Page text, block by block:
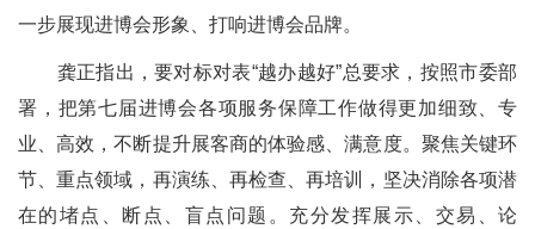
一步展现进博会形象、打响进博会品牌。
龚正指出，要对标对表“越办越好”总要求，按照市委部
署，把第七届进博会各项服务保障工作做得更加细致、专
业、高效，不断提升展客商的体验感、满意度。聚焦关键环
节、重点领域，再演练、再检查、再培训，坚决消除各项潜
在的堵点、断点、盲点问题。充分发挥展示、交易、论